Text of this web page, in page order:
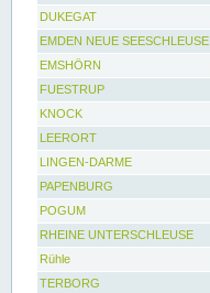
DUKEGAT
EMDEN NEUE SEESCHLEUSE
EMSHÖRN
FUESTRUP
KNOCK
LEERORT
LINGEN-DARME
PAPENBURG
POGUM
RHEINE UNTERSCHLEUSE
Rühle
TERBORG